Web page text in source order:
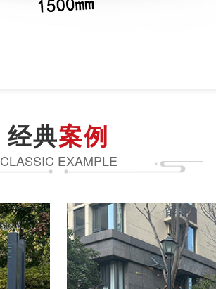
经典案例
CLASSIC EXAMPLE